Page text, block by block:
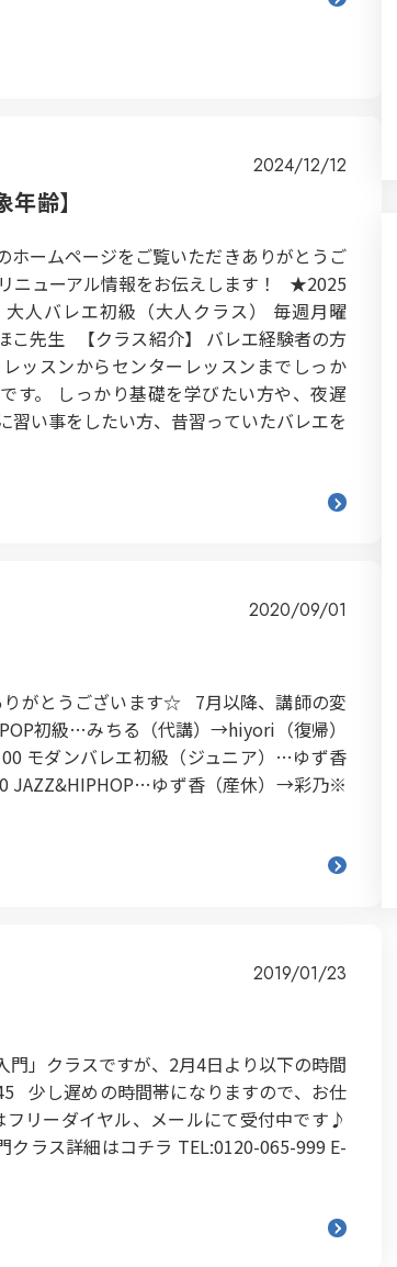
2024/12/12
齢】
ホームページをご覧いただきありがとうご
ニューアル情報をお伝えします！ ★2025
人バレエ初級（大人クラス） 毎週月曜
先生 【クラス紹介】 バレエ経験者の方
ッスンからセンターレッスンまでしっか
す。 しっかり基礎を学びたい方や、夜遅
習い事をしたい方、昔習っていたバレエを
2020/09/01
りがとうございます☆ 7月以降、講師の変
初級…みちる（代講）→hiyori（復帰）
モダンバレエ初級（ジュニア）…ゆず香
JAZZ&HIPHOP…ゆず香（産休）→彩乃※
2019/01/23
」クラスですが、2月4日より以下の時間
少し遅めの時間帯になりますので、お仕
リーダイヤル、メールにて受付中です♪
ス詳細はコチラ TEL:0120-065-999 E-